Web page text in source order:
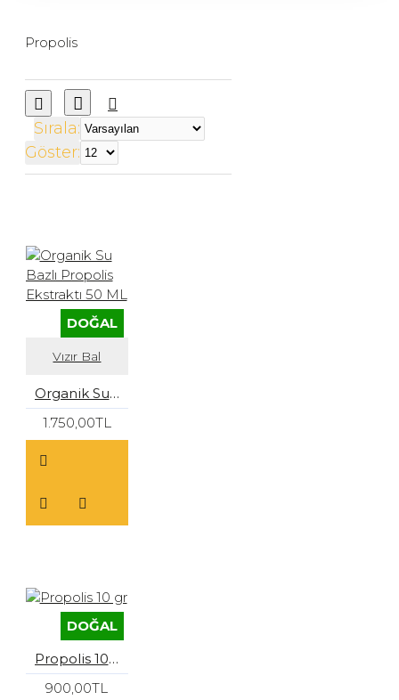
Propolis
Sırala:
Göster:
DOĞAL
Vızır Bal
Organik Su Bazlı Propolis Ekstraktı 50 ML
1.750,00TL
DOĞAL
Propolis 10 gr
900,00TL